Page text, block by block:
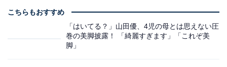
こちらもおすすめ
「はいてる？」山田優、4児の母とは思えない圧
巻の美脚披露！ 「綺麗すぎます」「これぞ美
脚」